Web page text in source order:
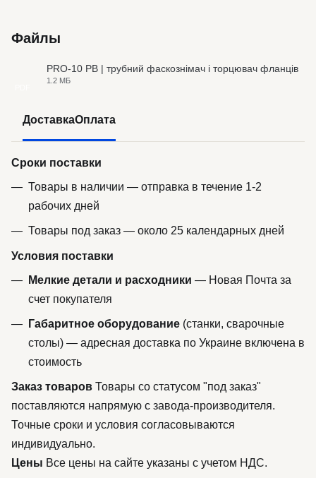
Файлы
PRO-10 PB | трубний фаскознімач і торцювач фланців
1.2 МБ
ДоставкаОплата
Сроки поставки
Товары в наличии — отправка в течение 1-2
рабочих дней
Товары под заказ — около 25 календарных дней
Условия поставки
Мелкие детали и расходники — Новая Почта за
счет покупателя
Габаритное оборудование (станки, сварочные
столы) — адресная доставка по Украине включена в
стоимость
Заказ товаров Товары со статусом "под заказ"
поставляются напрямую с завода-производителя.
Точные сроки и условия согласовываются
индивидуально.
Цены Все цены на сайте указаны с учетом НДС.